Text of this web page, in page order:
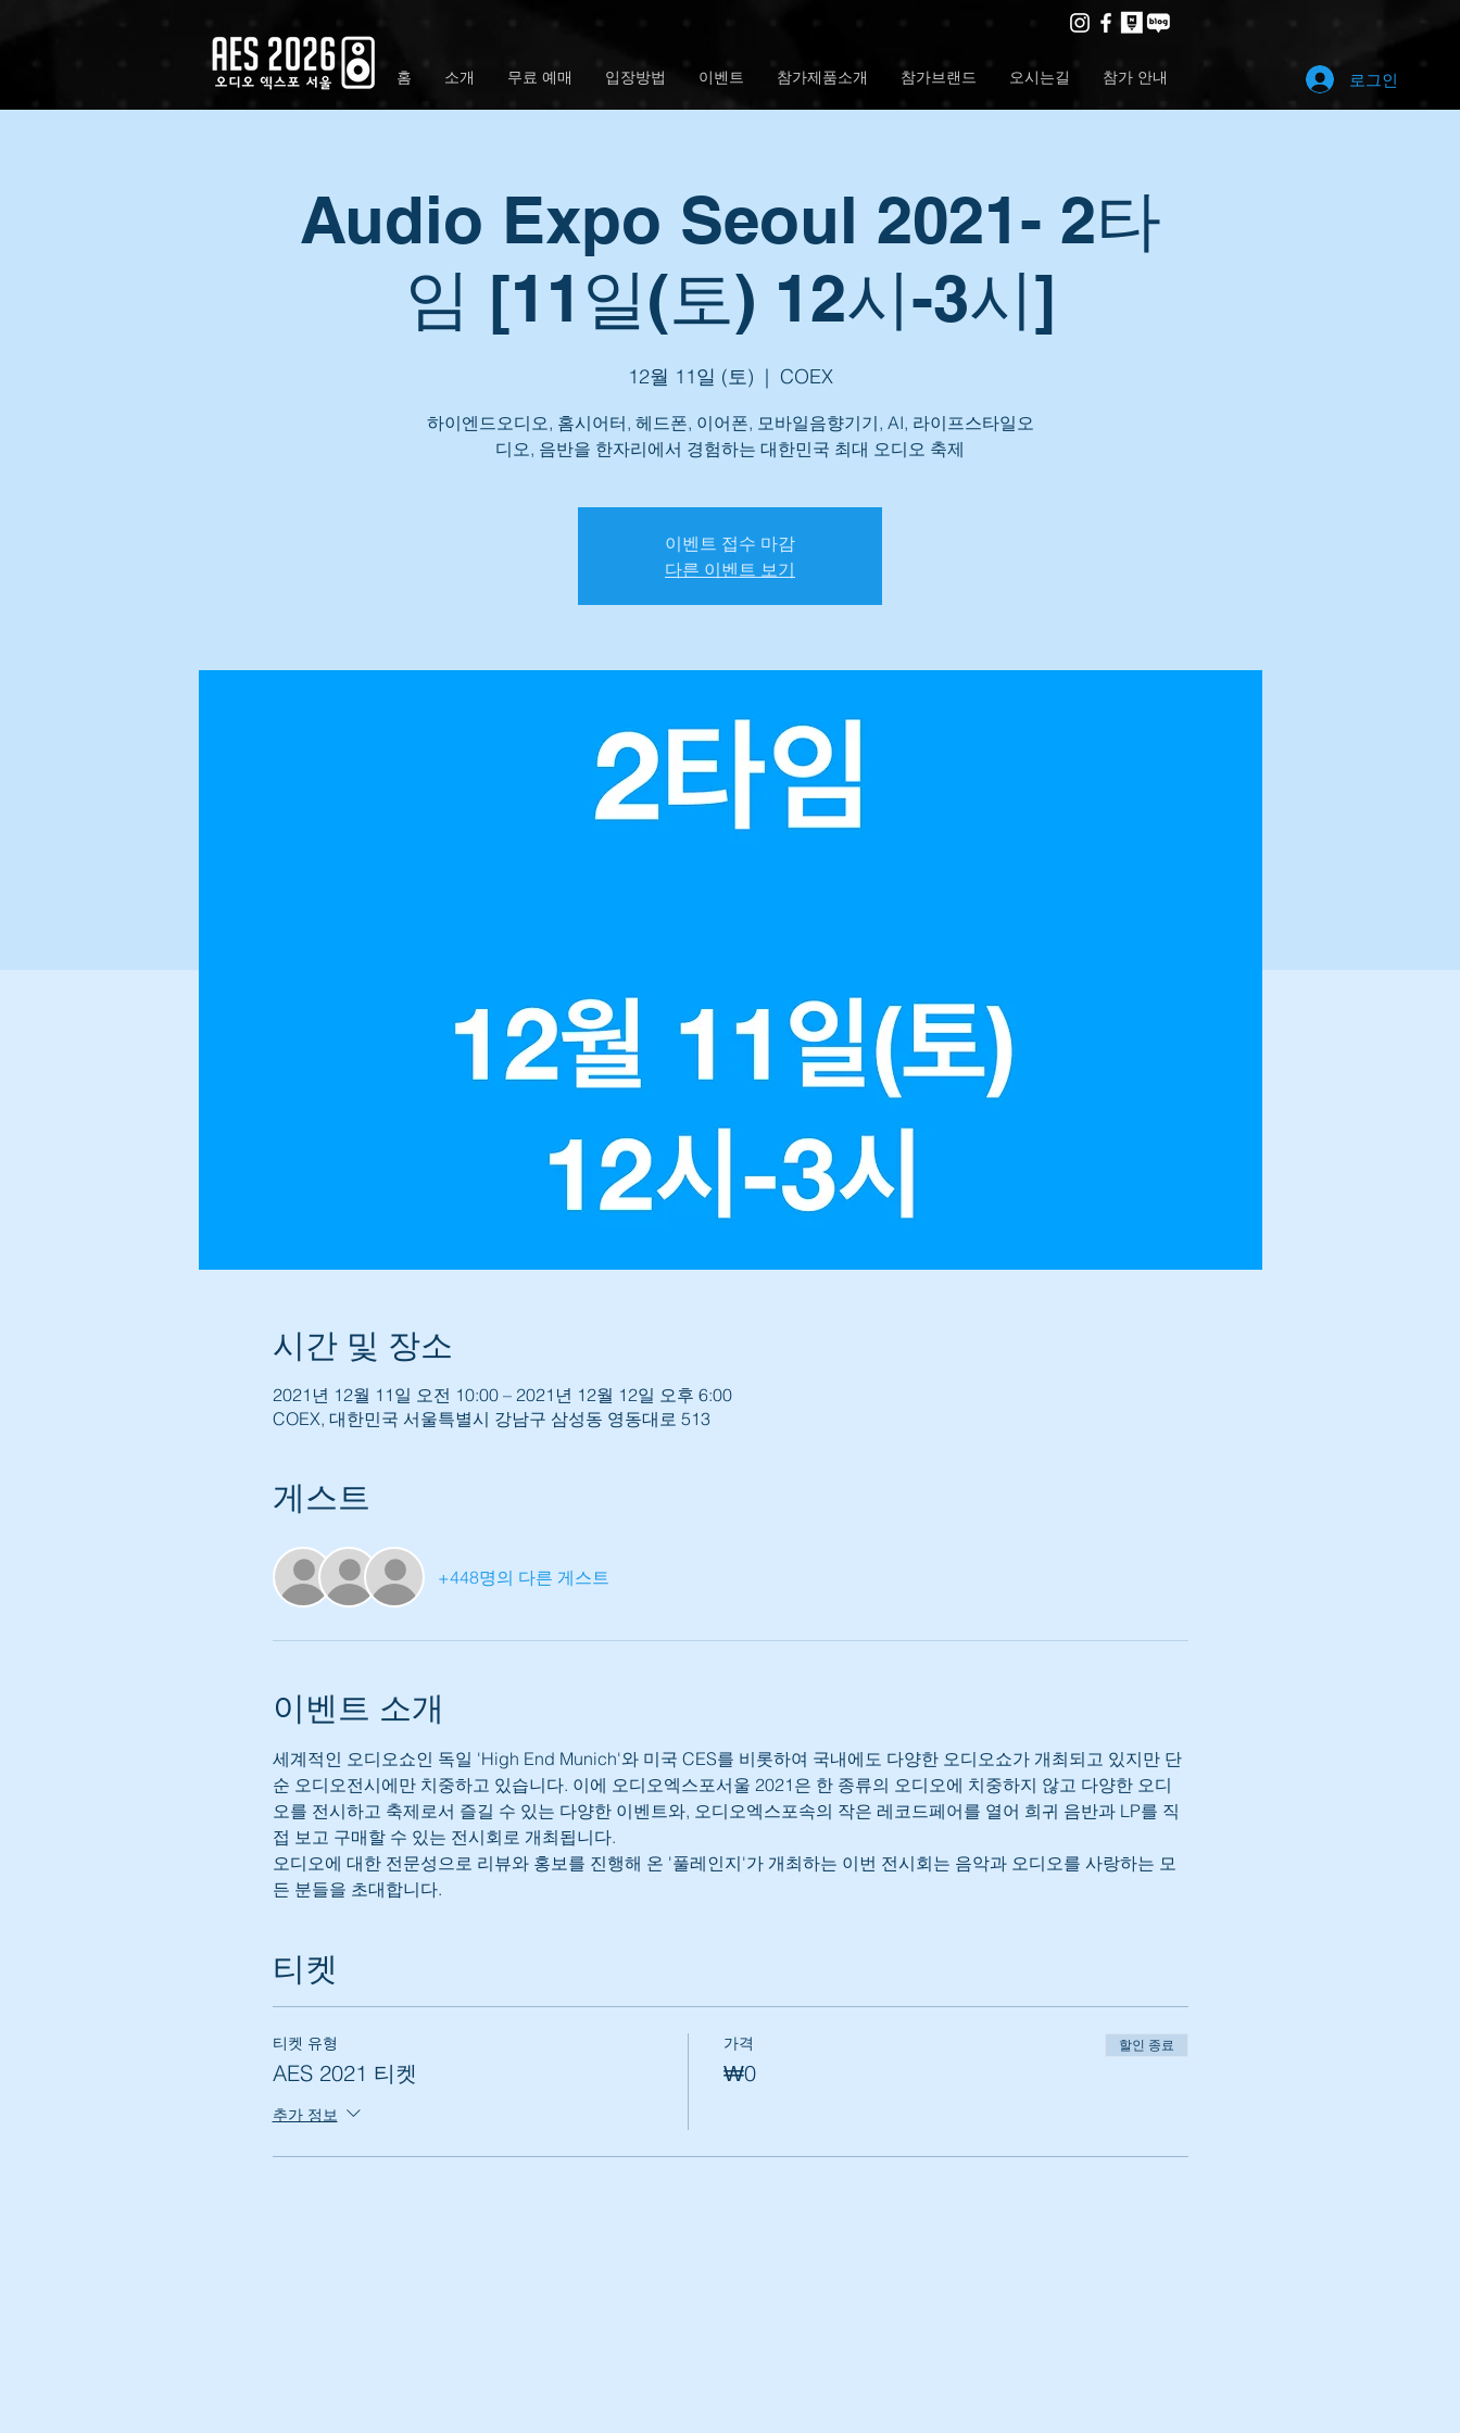
홈 소개 무료 예매 입장방법 이벤트 참가제품소개 참가브랜드 오시는길 참가 안내 로그인
Audio Expo Seoul 2021- 2타
임 [11일(토) 12시-3시]
12월 11일 (토)
  |
COEX
하이엔드오디오, 홈시어터, 헤드폰, 이어폰, 모바일음향기기, AI, 라이프스타일오
디오, 음반을 한자리에서 경험하는 대한민국 최대 오디오 축제
이벤트 접수 마감
다른 이벤트 보기
시간 및 장소
2021년 12월 11일 오전 10:00 – 2021년 12월 12일 오후 6:00
COEX, 대한민국 서울특별시 강남구 삼성동 영동대로 513
게스트
+448명의 다른 게스트
이벤트 소개
세계적인 오디오쇼인 독일 'High End Munich'와 미국 CES를 비롯하여 국내에도 다양한 오디오쇼가 개최되고 있지만 단
순 오디오전시에만 치중하고 있습니다. 이에 오디오엑스포서울 2021은 한 종류의 오디오에 치중하지 않고 다양한 오디
오를 전시하고 축제로서 즐길 수 있는 다양한 이벤트와, 오디오엑스포속의 작은 레코드페어를 열어 희귀 음반과 LP를 직
접 보고 구매할 수 있는 전시회로 개최됩니다.
오디오에 대한 전문성으로 리뷰와 홍보를 진행해 온 '풀레인지'가 개최하는 이번 전시회는 음악과 오디오를 사랑하는 모
든 분들을 초대합니다.
티켓
티켓 유형
AES 2021 티켓
추가 정보
가격
₩0
할인 종료